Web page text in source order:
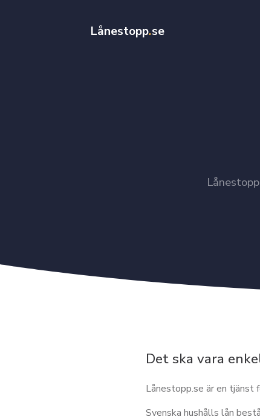
Lånestopp.se
Det ska vara
Lånestopp.se är en tjänst
Svenska hushålls lån